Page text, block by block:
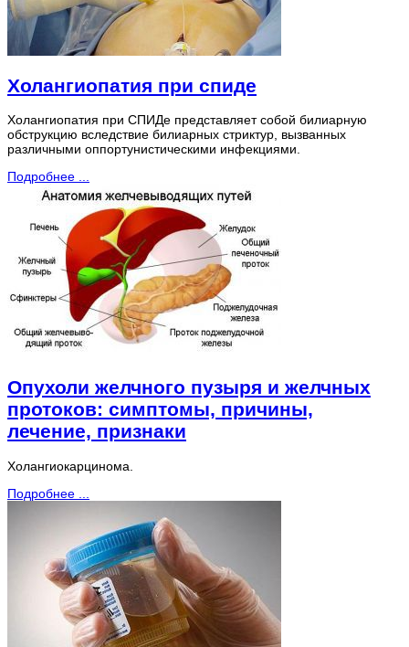
Холангиопатия при спиде
Холангиопатия при СПИДе представляет собой билиарную
обструкцию вследствие билиарных стриктур, вызванных
различными оппортунистическими инфекциями.
Подробнее ...
Опухоли желчного пузыря и желчных
протоков: симптомы, причины,
лечение, признаки
Холангиокарцинома.
Подробнее ...